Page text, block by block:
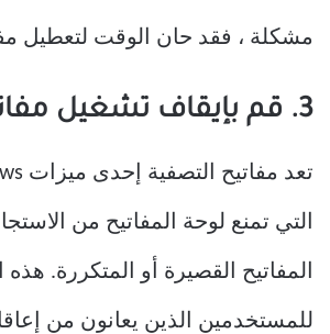
مشكلة ، فقد حان الوقت لتعطيل
3. قم بإيقاف تشغيل مفاتيح التصفية
التي تمنع لوحة المفاتيح من
المفاتيح القصيرة أو المتكررة. هذه
للمستخدمين الذين يعانون من